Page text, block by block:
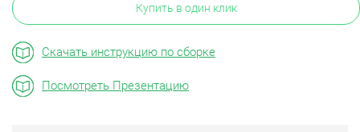
Купить в один клик
Скачать инструкцию по сборке
Посмотреть Презентацию